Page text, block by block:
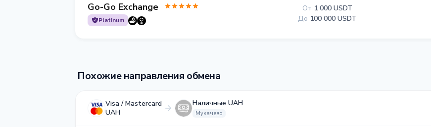
Go-Go Exchange
Platinum
От 1 000 USDT
До 100 000 USDT
Похожие направления обмена
Visa / Mastercard
UAH
Наличные UAH
Мукачево